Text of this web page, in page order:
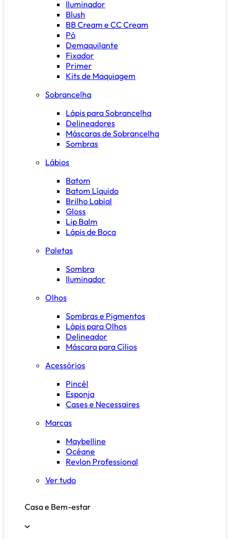
Iluminador
Blush
BB Cream e CC Cream
Pó
Demaquilante
Fixador
Primer
Kits de Maquiagem
Sobrancelha
Lápis para Sobrancelha
Delineadores
Máscaras de Sobrancelha
Sombras
Lábios
Batom
Batom Líquido
Brilho Labial
Gloss
Lip Balm
Lápis de Boca
Paletas
Sombra
Iluminador
Olhos
Sombras e Pigmentos
Lápis para Olhos
Delineador
Máscara para Cílios
Acessórios
Pincél
Esponja
Cases e Necessaires
Marcas
Maybelline
Océane
Revlon Professional
Ver tudo
Casa e Bem-estar